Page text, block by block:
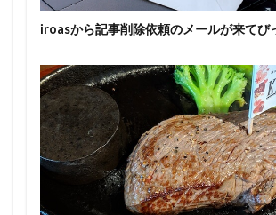
iroasから記事削除依頼のメールが来てび